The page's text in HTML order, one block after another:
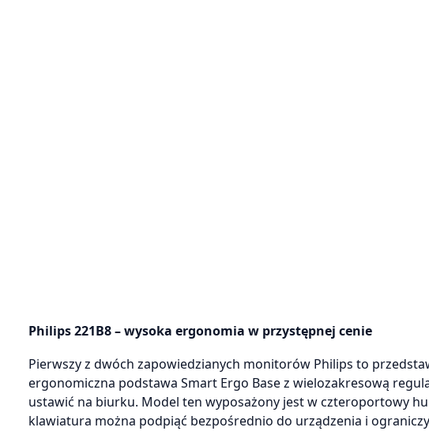
Philips 221B8 – wysoka ergonomia w przystępnej cenie
Pierwszy z dwóch zapowiedzianych monitorów Philips to
ergonomiczna podstawa Smart Ergo Base z wielozakresową
ustawić na biurku. Model ten wyposażony jest w czteroportowy
klawiatura można podpiąć bezpośrednio do urządzenia i